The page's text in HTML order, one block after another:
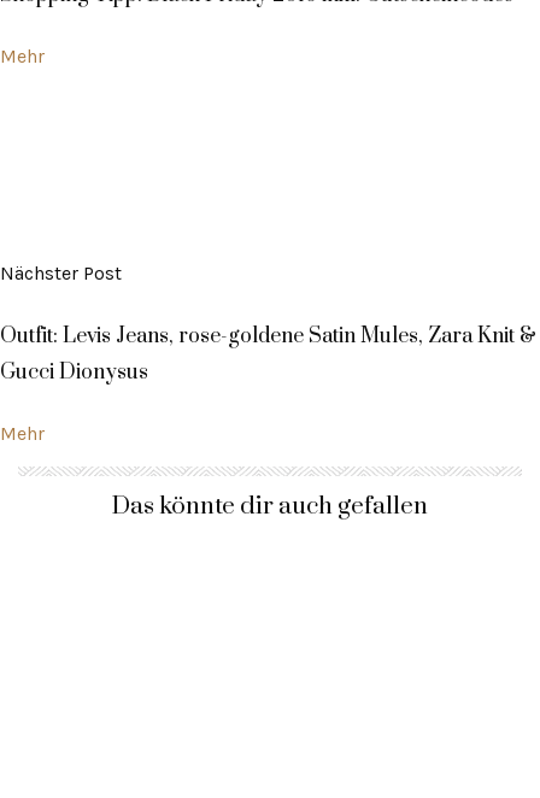
Mehr
Nächster Post
Outfit: Levis Jeans, rose-goldene Satin Mules, Zara Knit &
Gucci Dionysus
Mehr
Das könnte dir auch gefallen